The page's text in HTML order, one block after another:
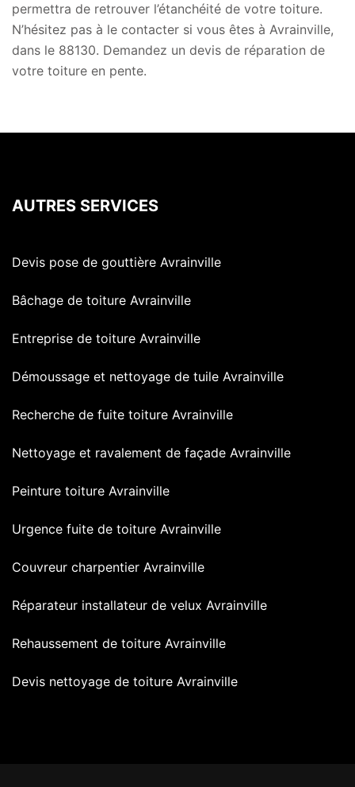
permettra de retrouver l’étanchéité de votre toiture.
N’hésitez pas à le contacter si vous êtes à Avrainville,
dans le 88130. Demandez un devis de réparation de
votre toiture en pente.
AUTRES SERVICES
Devis pose de gouttière Avrainville
Bâchage de toiture Avrainville
Entreprise de toiture Avrainville
Démoussage et nettoyage de tuile Avrainville
Recherche de fuite toiture Avrainville
Nettoyage et ravalement de façade Avrainville
Peinture toiture Avrainville
Urgence fuite de toiture Avrainville
Couvreur charpentier Avrainville
Réparateur installateur de velux Avrainville
Rehaussement de toiture Avrainville
Devis nettoyage de toiture Avrainville